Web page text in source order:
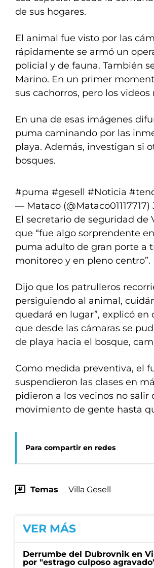
de sus hogares.
El animal fue visto por las
rápidamente se armó un
policial y de fauna. También
Marino. En un primer
sus cachorros, pero los
En una de esas imágenes
puma caminando por las
playa. Además, investigan si
bosques.
#puma #gesell #Noticia
— Mataco (@Mataco01117717)
El secretario de seguridad de
que “fue algo sorprendente
puma adulto de gran porte a
monitoreo y en pleno centro”.
Dijo que los patrulleros
persiguiendo al animal,
quedará en lugar”, explicó
que desde las cámaras se
de playa hacia el bosque,
Como medida preventiva, el
suspendieron las clases en
pidieron a los vecinos no
movimiento de gente hasta
Para compartir en redes
Temas Villa Gesell
VER MÁS
Derrumbe del Dubrovnik en
por "estrago culposo